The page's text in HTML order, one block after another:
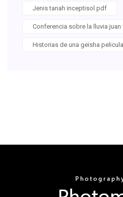
Jenis tanah inceptisol pdf
Conferencia sobre la lluvia
Historias de una geisha